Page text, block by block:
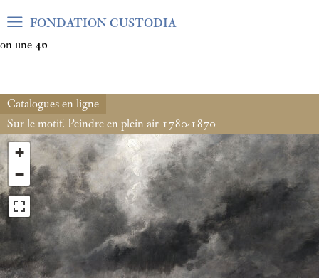
Warning: Undefined array key "var_mode" in
on line 46
FONDATION CUSTODIA
Catalogues en ligne
Sur le motif. Peindre en plein air 1780-1870
+
−